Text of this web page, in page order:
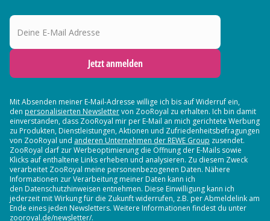
Deine E-Mail Adresse
Jetzt anmelden
Mit Absenden meiner E-Mail-Adresse willige ich bis auf Widerruf ein,
den personalisierten Newslettervon ZooRoyal zu erhalten. Ich bin damit
einverstanden, dass ZooRoyal mir per E-Mail an mich gerichtete Werbung
zu Produkten, Dienstleistungen, Aktionen und Zufriedenheitsbefragungen
von ZooRoyal und anderen Unternehmen der REWE Group zusendet.
ZooRoyal darf zur Werbeoptimierung die Öffnung der E-Mails sowie
Klicks auf enthaltene Links erheben und analysieren. Zu diesem Zweck
verarbeitet ZooRoyal meine personenbezogenen Daten. Nähere
Informationen zur Verarbeitung meiner Daten kann ich
den Datenschutzhinweisen entnehmen. Diese Einwilligung kann ich
jederzeit mit Wirkung für die Zukunft widerrufen, z.B. per Abmeldelink am
Ende eines jeden Newsletters. Weitere Informationen findest du unter
zooroyal.de/newsletter/.